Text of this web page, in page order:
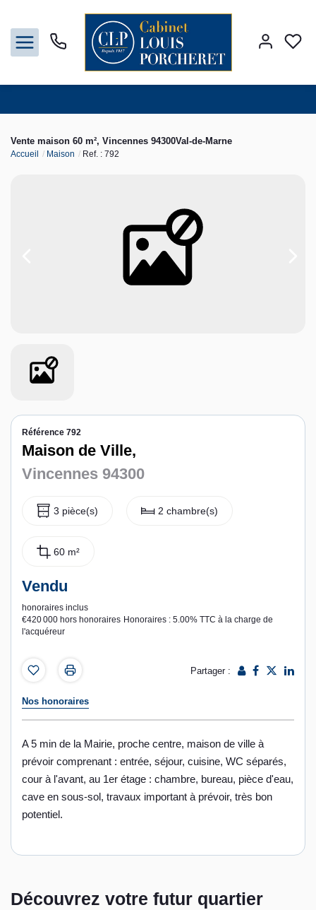
Louer
Espace personnel
Vente maison 60 m², Vincennes 94300Val-de-Marne
Accueil Maison Ref. : 792
Référence 792
Maison de Ville,
Vincennes 94300
3 pièce(s) 2 chambre(s)
60 m²
Vendu
honoraires inclus
€420 000 hors honoraires Honoraires : 5.00% TTC à la charge de
l'acquéreur
Partager :
Nos honoraires
A 5 min de la Mairie, proche centre, maison de ville à
prévoir comprenant : entrée, séjour, cuisine, WC séparés,
cour à l'avant, au 1er étage : chambre, bureau, pièce d'eau,
cave en sous-sol, travaux important à prévoir, très bon
potentiel.
Découvrez votre futur quartier